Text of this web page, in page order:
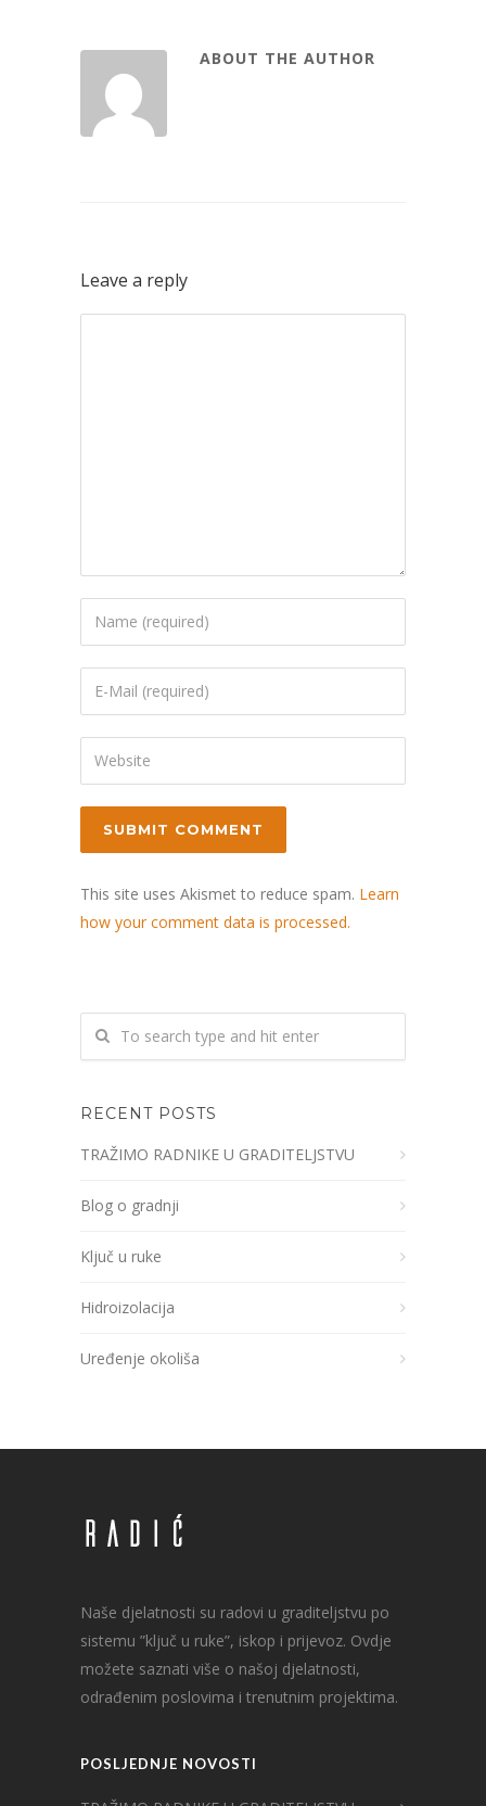
ABOUT THE AUTHOR
Leave a reply
This site uses Akismet to reduce spam. Learn
how your comment data is processed.
RECENT POSTS
TRAŽIMO RADNIKE U GRADITELJSTVU
Blog o gradnji
Ključ u ruke
Hidroizolacija
Uređenje okoliša
Naše djelatnosti su radovi u graditeljstvu po
sistemu ”ključ u ruke”, iskop i prijevoz. Ovdje
možete saznati više o našoj djelatnosti,
odrađenim poslovima i trenutnim projektima.
POSLJEDNJE NOVOSTI